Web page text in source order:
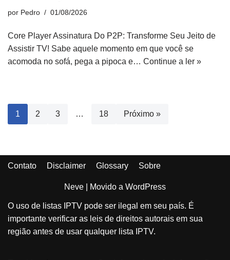
por Pedro 01/08/2026
Core Player Assinatura Do P2P: Transforme Seu Jeito de
Assistir TV! Sabe aquele momento em que você se
acomoda no sofá, pega a pipoca e… Continue a ler »
1 2 3 … 18 Próximo »
Contato Disclaimer Glossary Sobre
Neve | Movido a WordPress
O uso de listas IPTV pode ser ilegal em seu país. É
importante verificar as leis de direitos autorais em sua
região antes de usar qualquer lista IPTV.